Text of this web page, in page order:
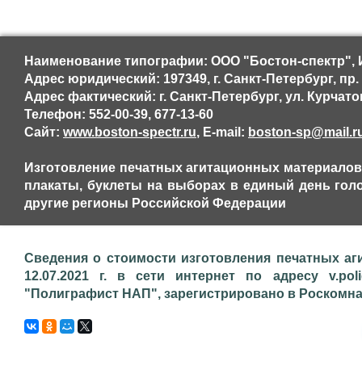
Наименование типографии: ООО "Бостон-спектр",
Адрес юридический: 197349, г. Санкт-Петербург, пр.
Адрес фактический: г. Санкт-Петербург, ул.
Телефон: 552-00-39, 677-13-60
Сайт: www.boston-spectr.ru, E-mail: boston-
Изготовление печатных агитационных
плакаты, буклеты на выборах в единый день
другие регионы Российской Федерации
Сведения о стоимости изготовления печатных
12.07.2021 г. в сети интернет по адресу
"Полиграфист НАП", зарегистрировано в